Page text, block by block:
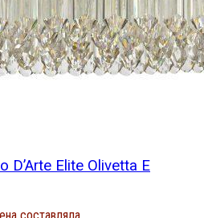
Elite Olivetta E